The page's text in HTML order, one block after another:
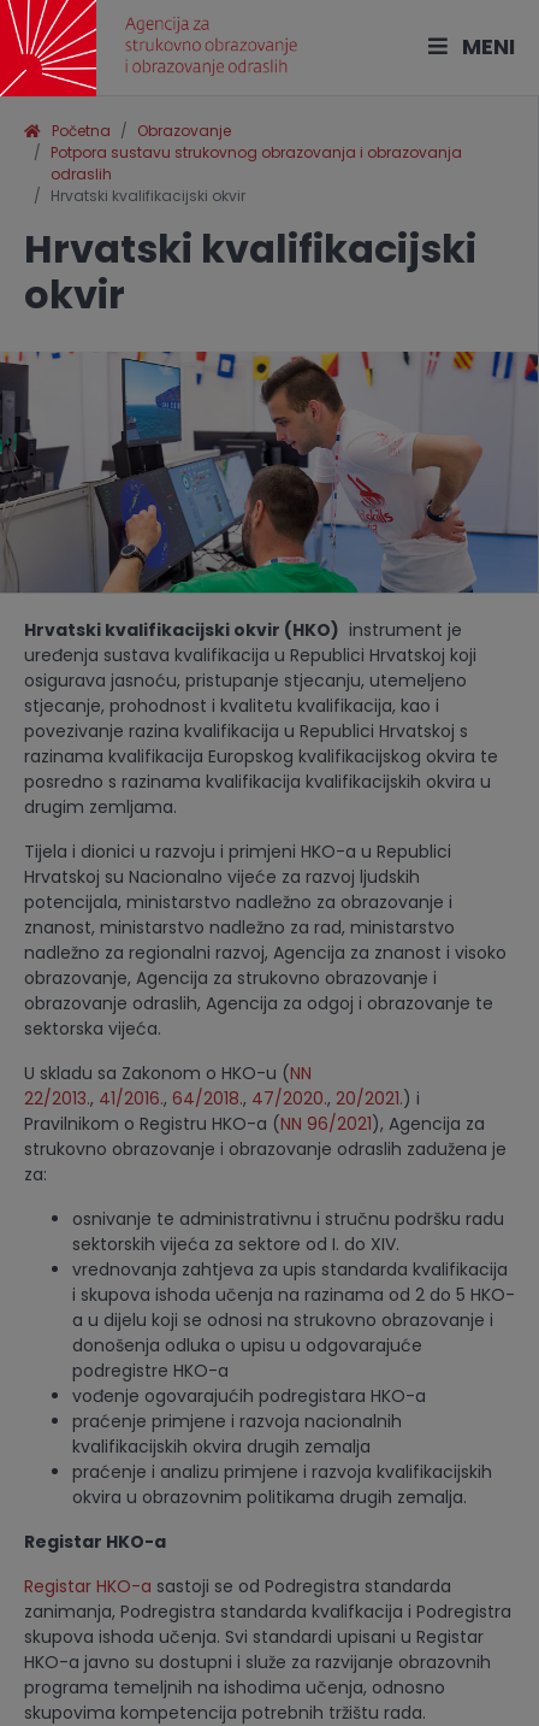
MENI
Početna
Obrazovanje
Potpora sustavu strukovnog obrazovanja i obrazovanja
odraslih
Hrvatski kvalifikacijski okvir
Hrvatski kvalifikacijski
okvir
Hrvatski kvalifikacijski okvir (HKO) instrument je
uređenja sustava kvalifikacija u Republici Hrvatskoj koji
osigurava jasnoću, pristupanje stjecanju, utemeljeno
stjecanje, prohodnost i kvalitetu kvalifikacija, kao i
povezivanje razina kvalifikacija u Republici Hrvatskoj s
razinama kvalifikacija Europskog kvalifikacijskog okvira te
posredno s razinama kvalifikacija kvalifikacijskih okvira u
drugim zemljama.
Tijela i dionici u razvoju i primjeni HKO-a u Republici
Hrvatskoj su Nacionalno vijeće za razvoj ljudskih
potencijala, ministarstvo nadležno za obrazovanje i
znanost, ministarstvo nadležno za rad, ministarstvo
nadležno za regionalni razvoj, Agencija za znanost i visoko
obrazovanje, Agencija za strukovno obrazovanje i
obrazovanje odraslih, Agencija za odgoj i obrazovanje te
sektorska vijeća.
U skladu sa Zakonom o HKO-u (NN
22/2013., 41/2016., 64/2018., 47/2020., 20/2021.) i
Pravilnikom o Registru HKO-a (NN 96/2021), Agencija za
strukovno obrazovanje i obrazovanje odraslih zadužena je
za:
osnivanje te administrativnu i stručnu podršku radu
sektorskih vijeća za sektore od I. do XIV.
vrednovanja zahtjeva za upis standarda kvalifikacija
i skupova ishoda učenja na razinama od 2 do 5 HKO-
a u dijelu koji se odnosi na strukovno obrazovanje i
donošenja odluka o upisu u odgovarajuće
podregistre HKO-a
vođenje ogovarajućih podregistara HKO-a
praćenje primjene i razvoja nacionalnih
kvalifikacijskih okvira drugih zemalja
praćenje i analizu primjene i razvoja kvalifikacijskih
okvira u obrazovnim politikama drugih zemalja.
Registar HKO-a
Registar HKO-a sastoji se od Podregistra standarda
zanimanja, Podregistra standarda kvalifkacija i Podregistra
skupova ishoda učenja. Svi standardi upisani u Registar
HKO-a javno su dostupni i služe za razvijanje obrazovnih
programa temeljnih na ishodima učenja, odnosno
skupovima kompetencija potrebnih tržištu rada.